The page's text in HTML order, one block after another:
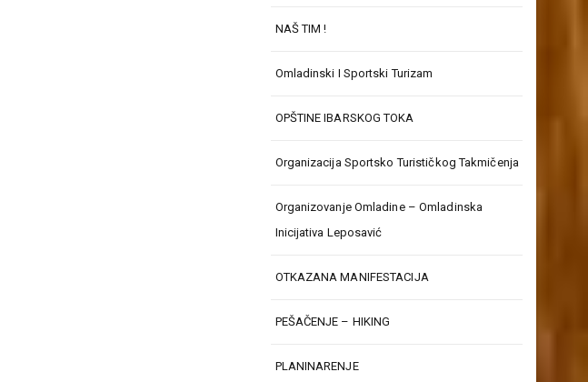
NAŠ TIM !
Omladinski I Sportski Turizam
OPŠTINE IBARSKOG TOKA
Organizacija Sportsko Turističkog Takmičenja
Organizovanje Omladine – Omladinska
Inicijativa Leposavić
OTKAZANA MANIFESTACIJA
PEŠAČENJE – HIKING
PLANINARENJE